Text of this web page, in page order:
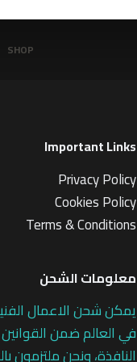
SHOP
Important Links
Privacy Policy
Cookies Policy
Terms & Conditions
معلومات الشحن
يمكن شحن الاعمال
في العالم ضمن القوانين
النافذة، ونحن ملتزمون